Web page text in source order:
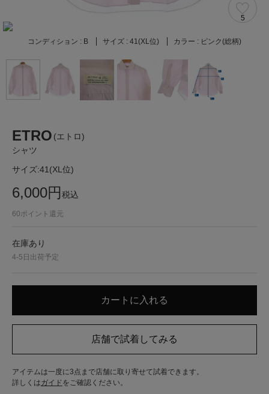
5
コンディション : B サイズ : 41(XL位) カラー : ピンク(総柄)
ETRO (エトロ)
シャツ
サイズ:41(XL位)
6,000円税込
60ポイント還元
在庫あり
4-5日出荷予定
アイテムは一度に3点まで店舗に取り寄せて試着できます。
詳しくはガイド をご確認ください。